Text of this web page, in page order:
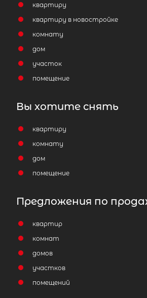
квартиру
квартиру в новостройке
комнату
дом
участок
помещение
Вы хотите снять
квартиру
комнату
дом
помещение
Предложения по
квартир
комнат
домов
участков
помещений